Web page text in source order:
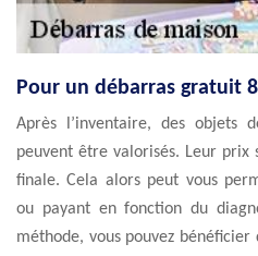
Pour un débarras gratuit
Après l’inventaire, des objets
peuvent être valorisés. Leur
finale. Cela alors peut vous
ou payant en fonction du
méthode, vous pouvez